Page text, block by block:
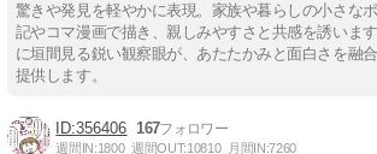
驚きや発見を軽やかに表現。家族や暮らしの小さな
記やコマ漫画で描き、親しみやすさと共感を誘いま
に垣間見る鋭い観察眼が、あたたかみと面白さを融
提供します。
356406 167
週間IN:1800 週間OUT:10810 月間IN:7260